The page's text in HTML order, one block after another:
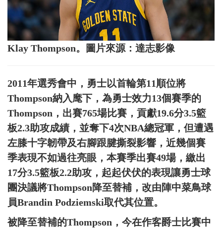
Klay Thompson。圖片來源：達志影像
2011年選秀會中，勇士以首輪第11順位將
Thompson納入麾下，為勇士效力13個賽季的
Thompson，出賽765場比賽，貢獻19.6分3.5籃
板2.3助攻成績，並奪下4次NBA總冠軍，但遭遇
左膝十字韌帶及右腳跟腱撕裂影響，近幾個賽
季表現不如過往亮眼，本賽季出賽49場，繳出
17分3.5籃板2.2助攻，起起伏伏的表現讓勇士球
團決議將Thompson降至替補，改由陣中菜鳥球
員Brandin Podziemski取代其位置。
被降至替補的Thompson，今在作客爵士比賽中